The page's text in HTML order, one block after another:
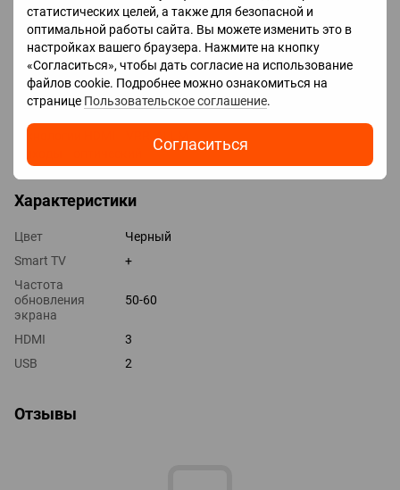
статистических целей, а также для безопасной и
оптимальной работы сайта. Вы можете изменить это в
настройках вашего браузера. Нажмите на кнопку
«Согласиться», чтобы дать согласие на использование
файлов cookie. Подробнее можно ознакомиться на
странице Пользовательское соглашение.
Согласиться
мультимедийный (аэропульт)
Разъемы
Входы USB 2 шт
LAN
HDMI 4 шт
Технологии HDMI VRR, ALLM
Характеристики
Цвет
Черный
Smart TV
+
Частота
обновления
экрана
50-60
HDMI
3
USB
2
Отзывы